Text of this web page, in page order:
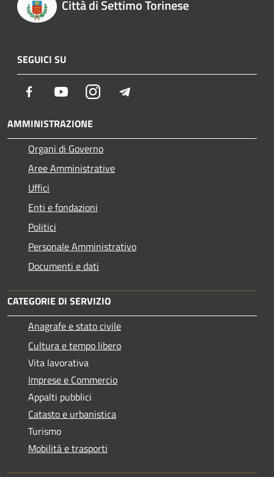
Città di Settimo Torinese
SEGUICI SU
Facebook YoutubeInstagram
AMMINISTRAZIONE
Organi di Governo
Aree Amministrative
Uffici
Enti e fondazioni
Politici
Personale Amministrativo
Documenti e dati
CATEGORIE DI SERVIZIO
Anagrafe e stato civile
Cultura e tempo libero
Vita lavorativa
Imprese e Commercio
Appalti pubblici
Catasto e urbanistica
Turismo
Mobilità e trasporti